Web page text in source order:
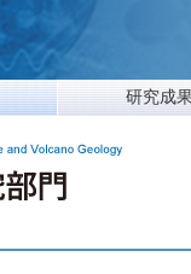
研究成